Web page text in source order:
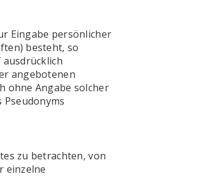
Eingabe persönlicher
besteht, so
angebotenen
ohne Angabe solcher
zu betrachten, von
einzelne